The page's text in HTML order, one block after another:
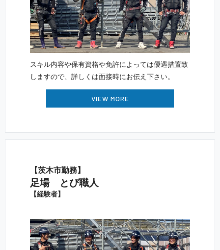
スキル内容や保有資格や免許によっては優遇措置致
しますので、詳しくは面接時にお伝え 下 さ い 。
VIEW MORE
【茨木 市 勤 務 】
足場 と び 職 人
【 経 験 者 】